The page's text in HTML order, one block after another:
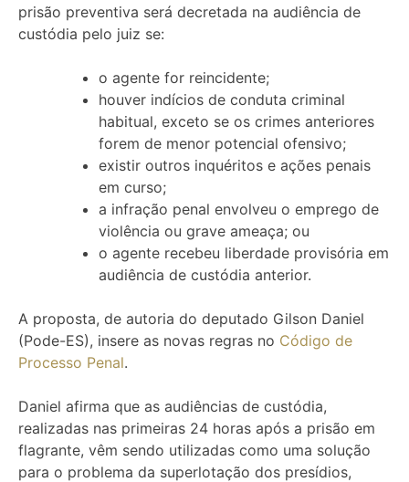
prisão preventiva será decretada na audiência de
custódia pelo juiz se:
o agente for reincidente;
houver indícios de conduta criminal
habitual, exceto se os crimes anteriores
forem de menor potencial ofensivo;
existir outros inquéritos e ações penais
em curso;
a infração penal envolveu o emprego de
violência ou grave ameaça; ou
o agente recebeu liberdade provisória em
audiência de custódia anterior.
A proposta, de autoria do deputado Gilson Daniel
(Pode-ES), insere as novas regras no Código de
Processo Penal.
Daniel afirma que as audiências de custódia,
realizadas nas primeiras 24 horas após a prisão em
flagrante, vêm sendo utilizadas como uma solução
para o problema da superlotação dos presídios,